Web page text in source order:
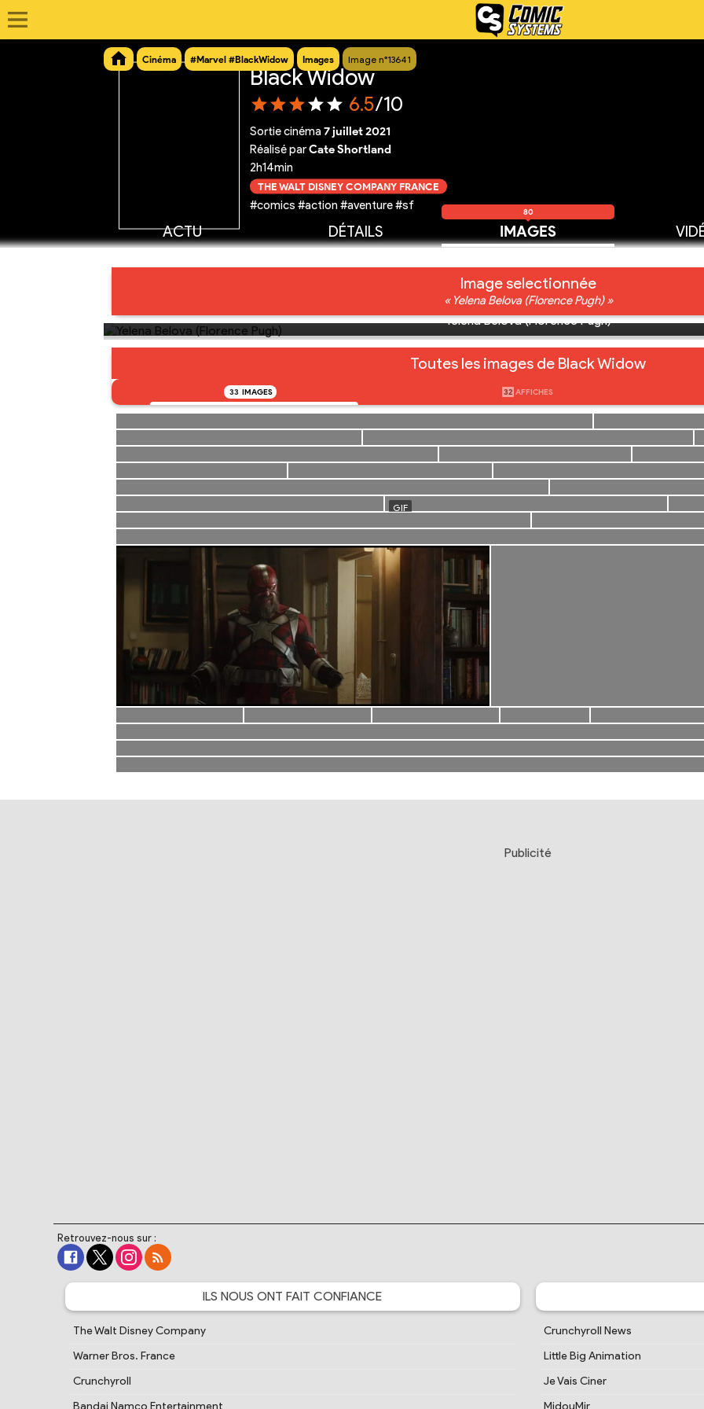
Cinéma #Marvel #BlackWidow Images Image n°13641
Black Widow
6.5/10
Sortie cinéma 7 juillet 2021
Réalisé parCate Shortland
2h14min
THE WALT DISNEY COMPANY FRANCE
#comics #action #aventure #sf
ACTU DÉTAILS IMAGES
80
Image selectionnée
« Yelena Belova (Florence Pugh) »
Yelena Belova (Florence Pugh)
Toutes les images de Black Widow
33 IMAGES 32 AFFICHES
Publicité
Retrouvez-nous sur :
ILS NOUS ONT FAIT CONFIANCE
The Walt Disney Company
Warner Bros. France
Crunchyroll
Bandai Namco Entertainment
Crunchyroll News
Little Big Animation
Je Vais Ciner
MidouMir